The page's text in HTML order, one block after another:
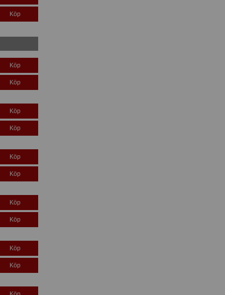
Köp
Köp
Köp
Köp
Köp
Köp
Köp
Köp
Köp
Köp
Köp